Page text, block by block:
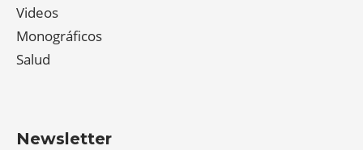
Videos
Monográficos
Salud
Newsletter